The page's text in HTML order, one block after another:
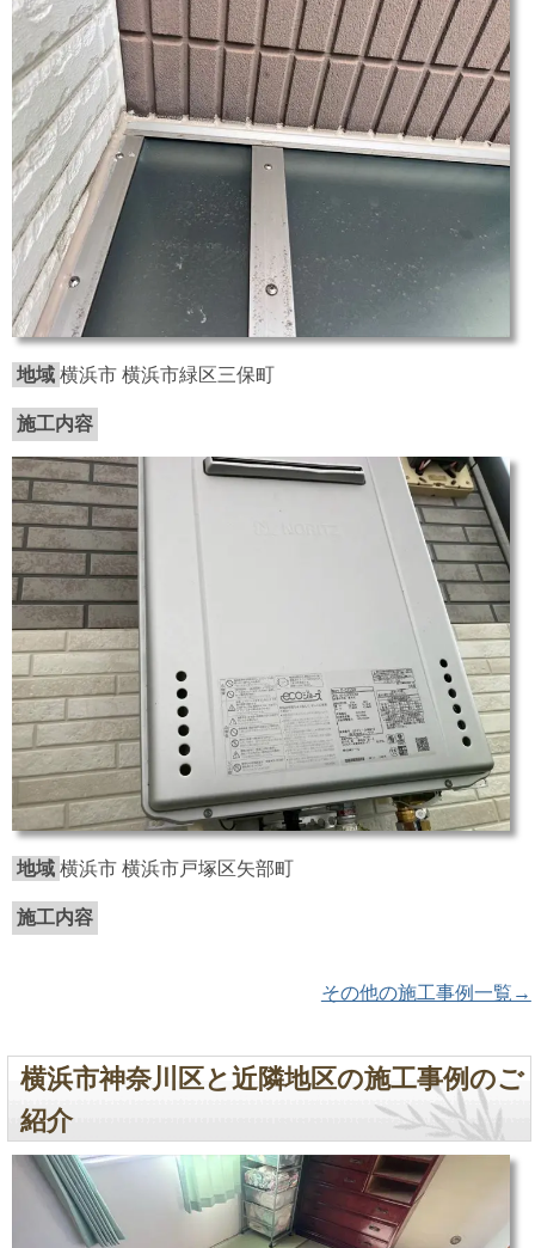
地域 横浜市 横浜市緑区三保町
施工内容
地域 横浜市 横浜市戸塚区矢部町
施工内容
その他の施工事例一覧→
横浜市神奈川区と近隣地区の施工事例のご
紹介